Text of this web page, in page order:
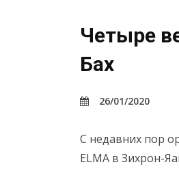
Четыре
Бах
26/01/2020
С недавних пор
ELMA в Зихрон-